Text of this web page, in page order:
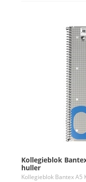
Kollegieblok
huller
Kollegieblok Bantex A5